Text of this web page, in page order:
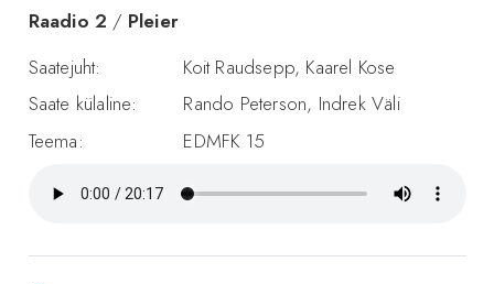
Raadio 2 / Pleier
Saatejuht:
Koit Raudsepp, Kaarel Kose
Saate külaline:
Rando Peterson, Indrek Väli
Teema:
EDMFK 15